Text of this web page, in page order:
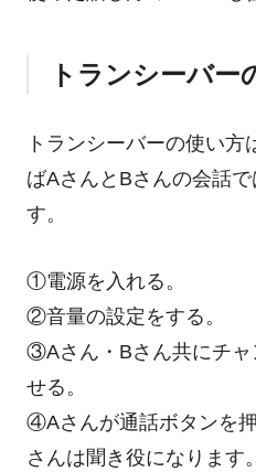
トランシーバー
トランシーバーの使い方
ばAさんとBさんの会話
す。
①電源を入れる。
②音量の設定をする。
③Aさん・Bさん共にチャ
せる。
④Aさんが通話ボタンを
さんは聞き役になります